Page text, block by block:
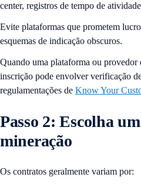
center, registros de tempo de
Evite plataformas que prometem
esquemas de indicação obscuros.
Quando uma plataforma ou provedor
inscrição pode envolver verificação
regulamentações de Know Your
Passo 2: Escolha
mineração
Os contratos geralmente variam por: